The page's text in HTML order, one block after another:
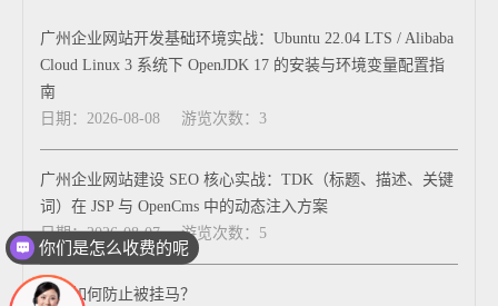
广州企业网站开发基础环境实战：Ubuntu 22.04 LTS / Alibaba
Cloud Linux 3 系统下 OpenJDK 17 的安装与环境变量配置指
南
日期：2026-08-08
游览次数：3
广州企业网站建设 SEO 核心实战：TDK（标题、描述、关键
词）在 JSP 与 OpenCms 中的动态注入方案
日期：2026-08-07
游览次数：5
网站如何防止被挂马？
你们是怎么收费的呢